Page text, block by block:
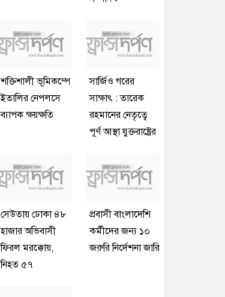
শক্তিশালী ভূমিকম্পে
ইতালির নেপলসে
ব্যাপক ক্ষয়ক্ষতি
সার্জিও গরের
সাক্ষাৎ : তারেক
রহমানের নেতৃত্বে
পূর্ণ আস্থা যুক্তরাষ্ট্রের
সেউতায় ঢোকা ৪৮
হাজার অভিবাসী
ফিরল মরক্কোয়,
নিহত ৫৭
প্রবাসী বাংলাদেশি
কর্মীদের জন্য ১০
জরুরি নির্দেশনা জারি